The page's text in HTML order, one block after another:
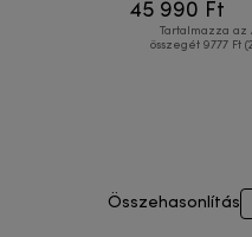
45 990 Ft
Tartalmazza az
összegét 9777 Ft
Összehasonlítás